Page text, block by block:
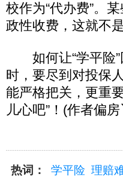
校作为“代办费”。
政性收费，这就不
如何让“学平险”
时，要尽到对投保
能严格把关，更重
儿心吧”！(作者偏
热词： 学平险 理赔